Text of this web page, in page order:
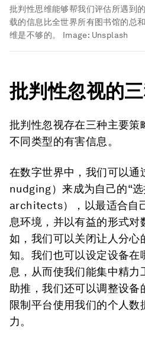
批判性思维能够帮我们评估所遇到
载的信息比全世界所有图书馆的总
维是不够的。
Image: Unsplash
批判性忽视的
批判性忽视存在三种主要策
不同类型的有害信息。
在数字世界中，我们可以通
nudging）来成为自己的“
architects），以最适合自
息环境，并以有益的形式对
如，我们可以关闭让人分心
知。我们也可以设定设备在
息，从而使我们能集中精力
助推，我们还可以调整设备
限制平台使用我们的个人数
力。